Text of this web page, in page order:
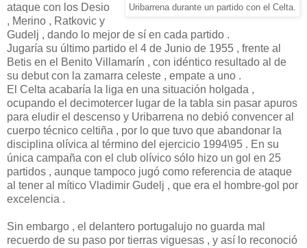
Uribarrena durante un partido con el Celta.
ataque con los Desio
, Merino , Ratkovic y
Gudelj , dando lo mejor de sí en cada partido .
Jugaría su último partido el 4 de Junio de 1955 , frente al
Betis en el Benito Villamarín , con idéntico resultado al de
su debut con la zamarra celeste , empate a uno .
El Celta acabaría la liga en una situación holgada ,
ocupando el decimotercer lugar de la tabla sin pasar apuros
para eludir el descenso y Uribarrena no debió convencer al
cuerpo técnico celtiña , por lo que tuvo que abandonar la
disciplina olívica al término del ejercicio 1994\95 . En su
única campaña con el club olívico sólo hizo un gol en 25
partidos , aunque tampoco jugó como referencia de ataque
al tener al mítico Vladimir Gudelj , que era el hombre-gol por
excelencia .
Sin embargo , el delantero portugalujo no guarda mal
recuerdo de su paso por tierras viguesas , y así lo reconoció